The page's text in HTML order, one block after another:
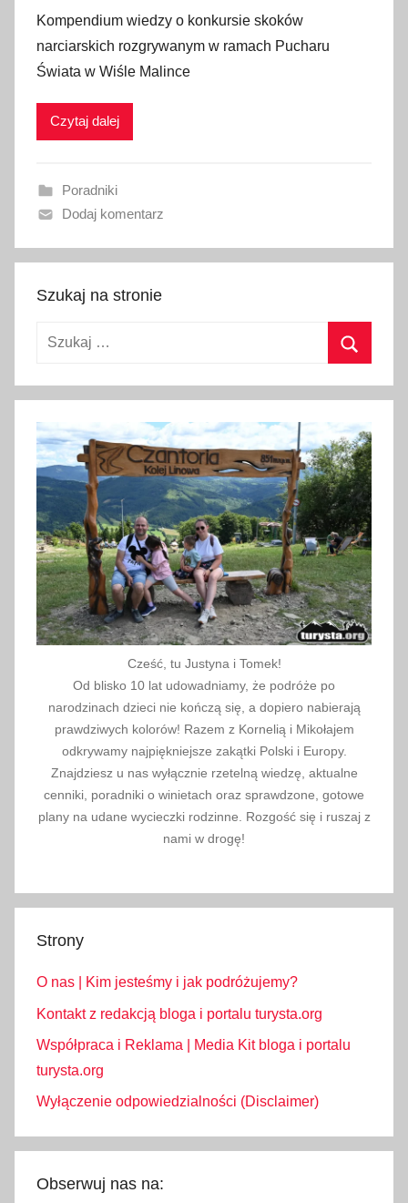
u
b
l
i
a
n
1
g
n
a
2
0
4
Kompendium wiedzy o konkursie skoków
narciarskich rozgrywanym w ramach Pucharu
Świata w Wiśle Malince
Czytaj dalej
Poradniki
Dodaj komentarz
Szukaj na stronie
Szukaj:
Cześć, tu Justyna i Tomek!
Od blisko 10 lat udowadniamy, że podróże po
narodzinach dzieci nie kończą się, a dopiero nabierają
prawdziwych kolorów! Razem z Kornelią i Mikołajem
odkrywamy najpiękniejsze zakątki Polski i Europy.
Znajdziesz u nas wyłącznie rzetelną wiedzę, aktualne
cenniki, poradniki o winietach oraz sprawdzone, gotowe
plany na udane wycieczki rodzinne. Rozgość się i ruszaj z
nami w drogę!
Strony
O nas | Kim jesteśmy i jak podróżujemy?
Kontakt z redakcją bloga i portalu turysta.org
Współpraca i Reklama | Media Kit bloga i portalu
turysta.org
Wyłączenie odpowiedzialności (Disclaimer)
Obserwuj nas na: